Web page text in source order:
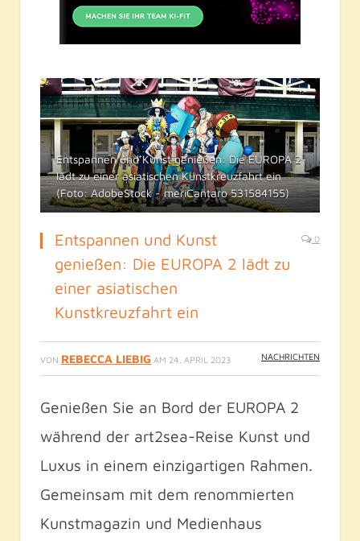
Entspannen und Kunst genießen: Die EUROPA 2
lädt zu einer asiatischen Kunstkreuzfahrt ein
(Foto: AdobeStock - meriCantaro 531584155)
Entspannen und Kunst
genießen: Die EUROPA 2 lädt zu
einer asiatischen
Kunstkreuzfahrt ein
0
VON REBECCA LIEBIG AM 24. APRIL 2023 NACHRICHTEN
Genießen Sie an Bord der EUROPA 2
während der art2sea-Reise Kunst und
Luxus in einem einzigartigen Rahmen.
Gemeinsam mit dem renommierten
Kunstmagazin und Medienhaus